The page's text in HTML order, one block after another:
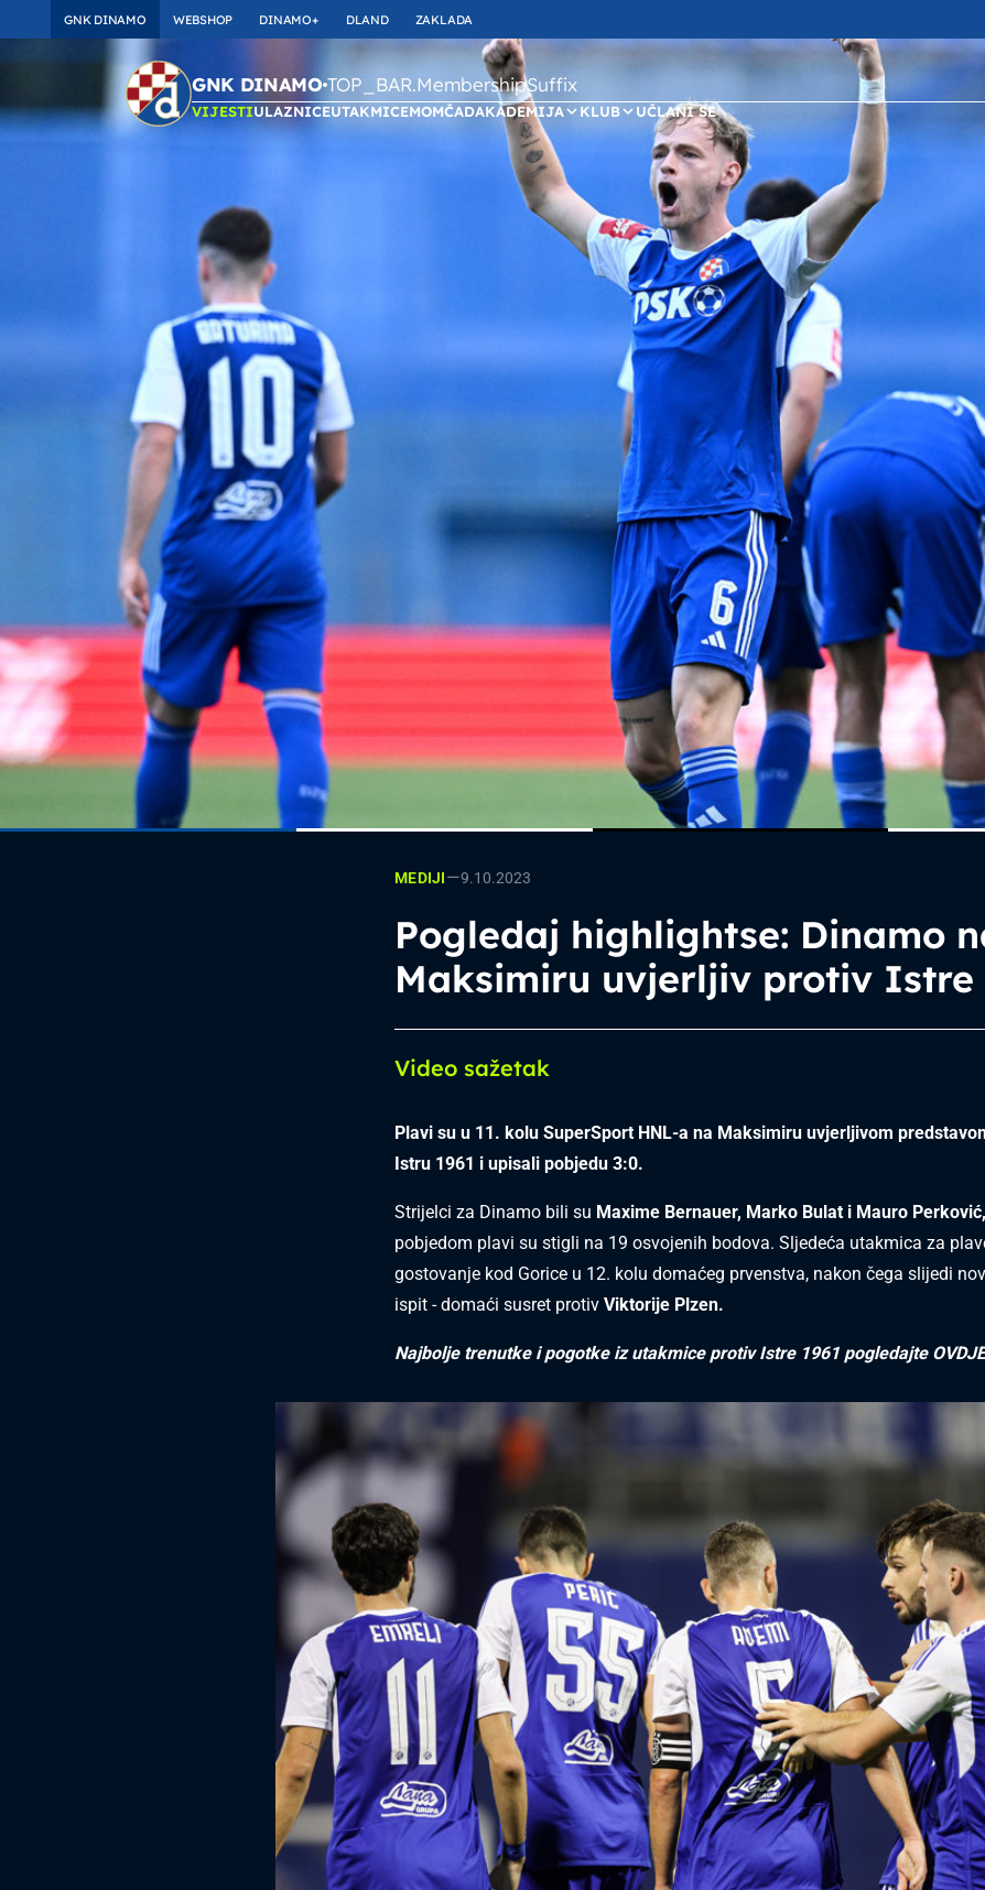
GNK DINAMO WEBSHOP DINAMO+ DLAND ZAKLADA
GNK DINAMO TOP_BAR.MembershipSuffix
VIJESTIULAZNICEUTAKMICEMOMČADAKADEMIJA KLUB UČLANI SE
MEDIJI—9.10.2023
Pogledaj highlightse: Dinamo
Maksimiru uvjerljiv protiv Istre
Video sažetak
Plavi su u 11. kolu SuperSport HNL-a na Maksimiru uvjerljivom
Istru 1961 i upisali pobjedu 3:0.
Strijelci za Dinamo bili su Maxime Bernauer, Marko Bulat i Mauro Perković,
pobjedom plavi su stigli na 19 osvojenih bodova. Sljedeća utakmica za
gostovanje kod Gorice u 12. kolu domaćeg prvenstva, nakon čega slijedi
ispit - domaći susret protiv Viktorije Plzen.
Najbolje trenutke i pogotke iz utakmice protiv Istre 1961 pogledajte OVDJE